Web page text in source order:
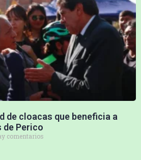
de cloacas que beneficia a
de Perico
comentarios